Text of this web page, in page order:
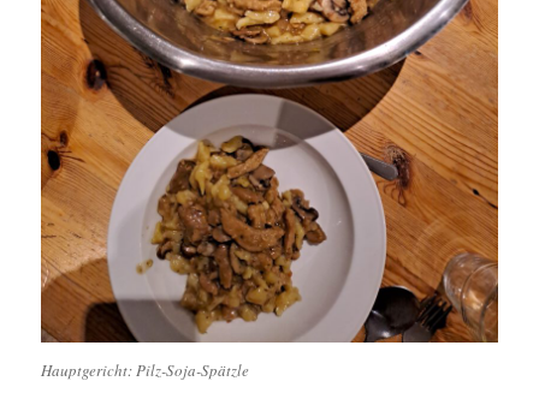
Hauptgericht: Pilz-Soja-Spätzle